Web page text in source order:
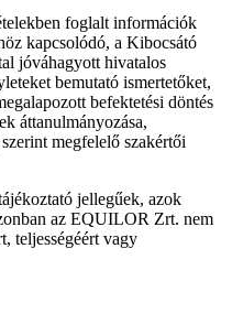
foglalt információk
kapcsolódó, a Kibocsátó
jóváhagyott hivatalos
bemutató ismertetőket,
befektetési döntés
áttanulmányozása,
megfelelő szakértői
jellegűek, azok
az EQUILOR Zrt. nem
teljességéért vagy